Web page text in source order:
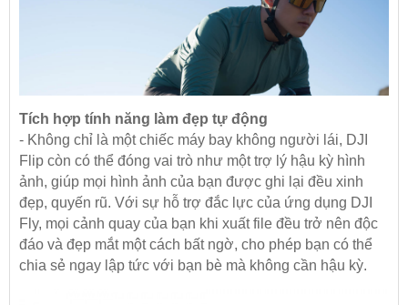
Tích hợp tính năng làm đẹp tự động
- Không chỉ là một chiếc máy bay không người lái, DJI
Flip còn có thể đóng vai trò như một trợ lý hậu kỳ hình
ảnh, giúp mọi hình ảnh của bạn được ghi lại đều xinh
đẹp, quyến rũ. Với sự hỗ trợ đắc lực của ứng dụng DJI
Fly, mọi cảnh quay của bạn khi xuất file đều trở nên độc
đáo và đẹp mắt một cách bất ngờ, cho phép bạn có thể
chia sẻ ngay lập tức với bạn bè mà không cần hậu kỳ.